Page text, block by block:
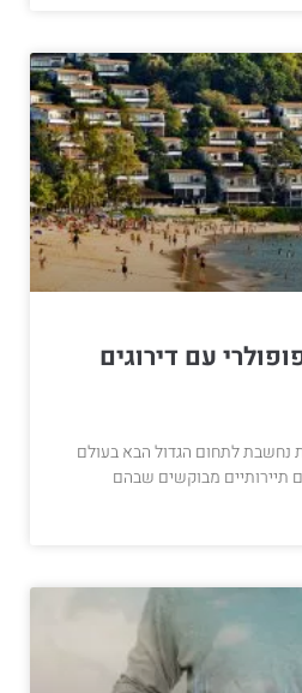
עם דירוגים
נחשבת לתחום הגדול הבא בעולם
תיירותיים מבוקשים שבהם